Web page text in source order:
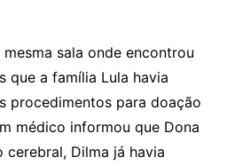
sala onde encontrou
que a família Lula havia
procedimentos para doação
médico informou que Dona
Dilma já havia